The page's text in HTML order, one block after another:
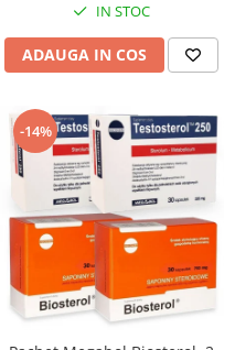
IN STOC
ADAUGA IN COS
-14%